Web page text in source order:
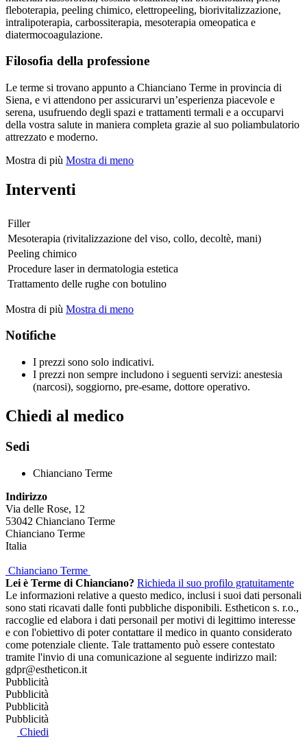
fleboterapia, peeling chimico, elettropeeling, biorivitalizzazione,
intralipoterapia, carbossiterapia, mesoterapia omeopatica e
diatermocoagulazione.
Filosofia della professione
Le terme si trovano appunto a Chianciano Terme in provincia di
Siena, e vi attendono per assicurarvi un’esperienza piacevole e
serena, usufruendo degli spazi e trattamenti termali e a occuparvi
della vostra salute in maniera completa grazie al suo poliambulatorio
attrezzato e moderno.
Mostra di più Mostra di meno
Interventi
Filler
Mesoterapia (rivitalizzazione del viso, collo, decoltè, mani)
Peeling chimico
Procedure laser in dermatologia estetica
Trattamento delle rughe con botulino
Mostra di più Mostra di meno
Notifiche
I prezzi sono solo indicativi.
I prezzi non sempre includono i seguenti servizi: anestesia
(narcosi), soggiorno, pre-esame, dottore operativo.
Chiedi al medico
Sedi
Chianciano Terme
Indirizzo
Via delle Rose, 12
53042 Chianciano Terme
Chianciano Terme
Italia
Chianciano Terme
Lei è Terme di Chianciano? Richieda il suo profilo gratuitamente
Le informazioni relative a questo medico, inclusi i suoi dati personali
sono stati ricavati dalle fonti pubbliche disponibili. Estheticon s. r.o.,
raccoglie ed elabora i dati personail per motivi di legittimo interesse
e con l'obiettivo di poter contattare il medico in quanto considerato
come potenziale cliente. Tale trattamento può essere contestato
tramite l'invio di una comunicazione al seguente indirizzo mail:
gdpr@estheticon.it
Pubblicità
Pubblicità
Pubblicità
Pubblicità
Chiedi